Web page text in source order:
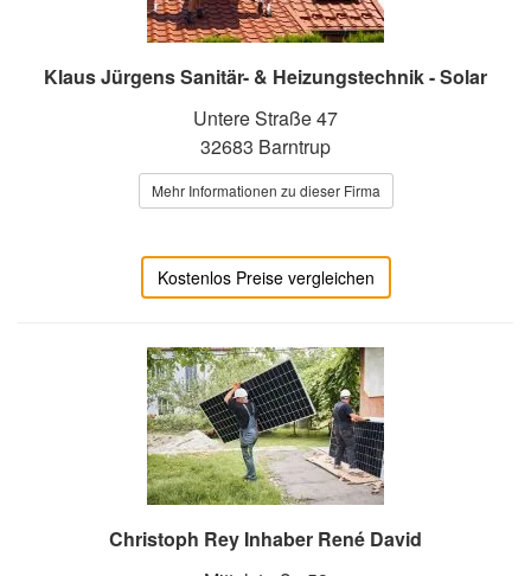
Klaus Jürgens Sanitär- & Heizungstechnik - Solar
Untere Straße 47
32683 Barntrup
Mehr Informationen zu dieser Firma
Kostenlos Preise vergleichen
Christoph Rey Inhaber René David